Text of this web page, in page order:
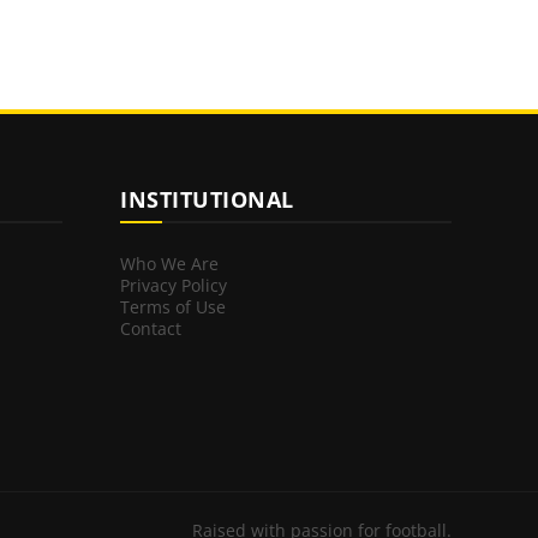
INSTITUTIONAL
Who We Are
Privacy Policy
Terms of Use
Contact
Raised with passion for football.